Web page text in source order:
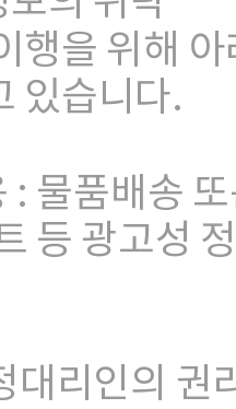
행을 위해
있습니다.
: 물품배송
등 광고성
대리인의 권